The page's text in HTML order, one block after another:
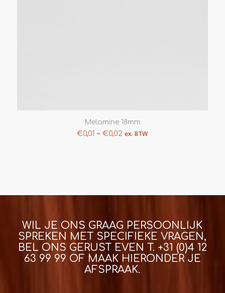
Melamine 18mm
€0,01 –€0,02 ex. BTW
WIL JE ONS GRAAG PERSOONLIJK
SPREKEN MET SPECIFIEKE VRAGEN,
BEL ONS GERUST EVEN T. +31 (0)4 12
63 99 99 OF MAAK HIERONDER JE
AFSPRAAK.